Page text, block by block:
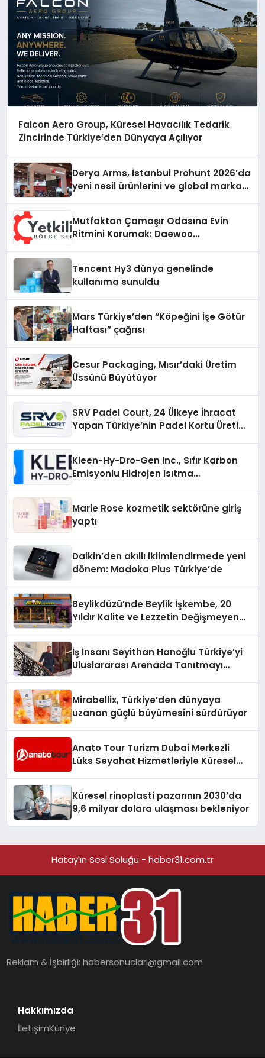
Falcon Aero Group, Küresel Havacılık Tedarik
Zincirinde Türkiye’den Dünyaya Açılıyor
Derya Arms, İstanbul Prohunt 2026’da
yeni nesil ürünlerini ve global marka
Mutfaktan Çamaşır Odasına Evin
Ritmini Korumak: Daewoo
Tencent Hy3 dünya genelinde
kullanıma sunuldu
Mars Türkiye’den “Köpeğini İşe Götür
Haftası” çağrısı
Cesur Packaging, Mısır’daki Üretim
Üssünü Büyütüyor
SRV Padel Court, 24 Ülkeye İhracat
Yapan Türkiye’nin Padel Kortu Üretim
Kleen-Hy-Dro-Gen Inc., Sıfır Karbon
Emisyonlu Hidrojen Isıtma
Marie Rose kozmetik sektörüne giriş
yaptı
Daikin’den akıllı iklimlendirmede yeni
dönem: Madoka Plus Türkiye’de
Beylikdüzü’nde Beylik İşkembe, 20
Yıldır Kalite ve Lezzetin Değişmeyen
İş İnsanı Seyithan Hanoğlu Türkiye’yi
Uluslararası Arenada Tanıtmayı
Mirabellix, Türkiye’den dünyaya
uzanan güçlü büyümesini sürdürüyor
Anato Tour Turizm Dubai Merkezli
Lüks Seyahat Hizmetleriyle Küresel
Küresel rinoplasti pazarının 2030’da
9,6 milyar dolara ulaşması bekleniyor
Hatay'ın Sesi Soluğu - haber31.com.tr
Reklam & İşbirliği:habersonuclari@gmail.com
Hakkımızda
İletişimKünye